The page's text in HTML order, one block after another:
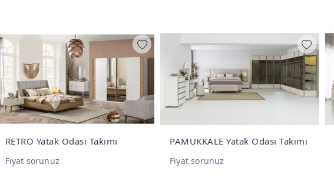
PAMUKKALE Yatak Odası Takımı
Fiyat sorunuz
KAPADOKYA Yatak Odası Takımı
Fiyat sorunuz